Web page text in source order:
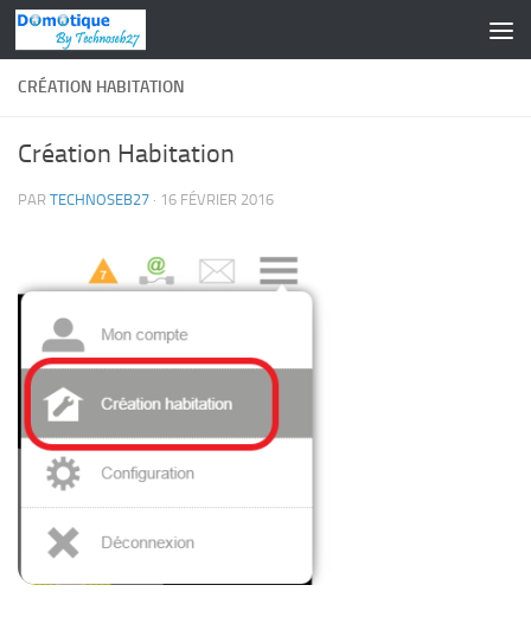
Skip to content
CRÉATION HABITATION
Création Habitation
PAR TECHNOSEB27 · 16 FÉVRIER 2016